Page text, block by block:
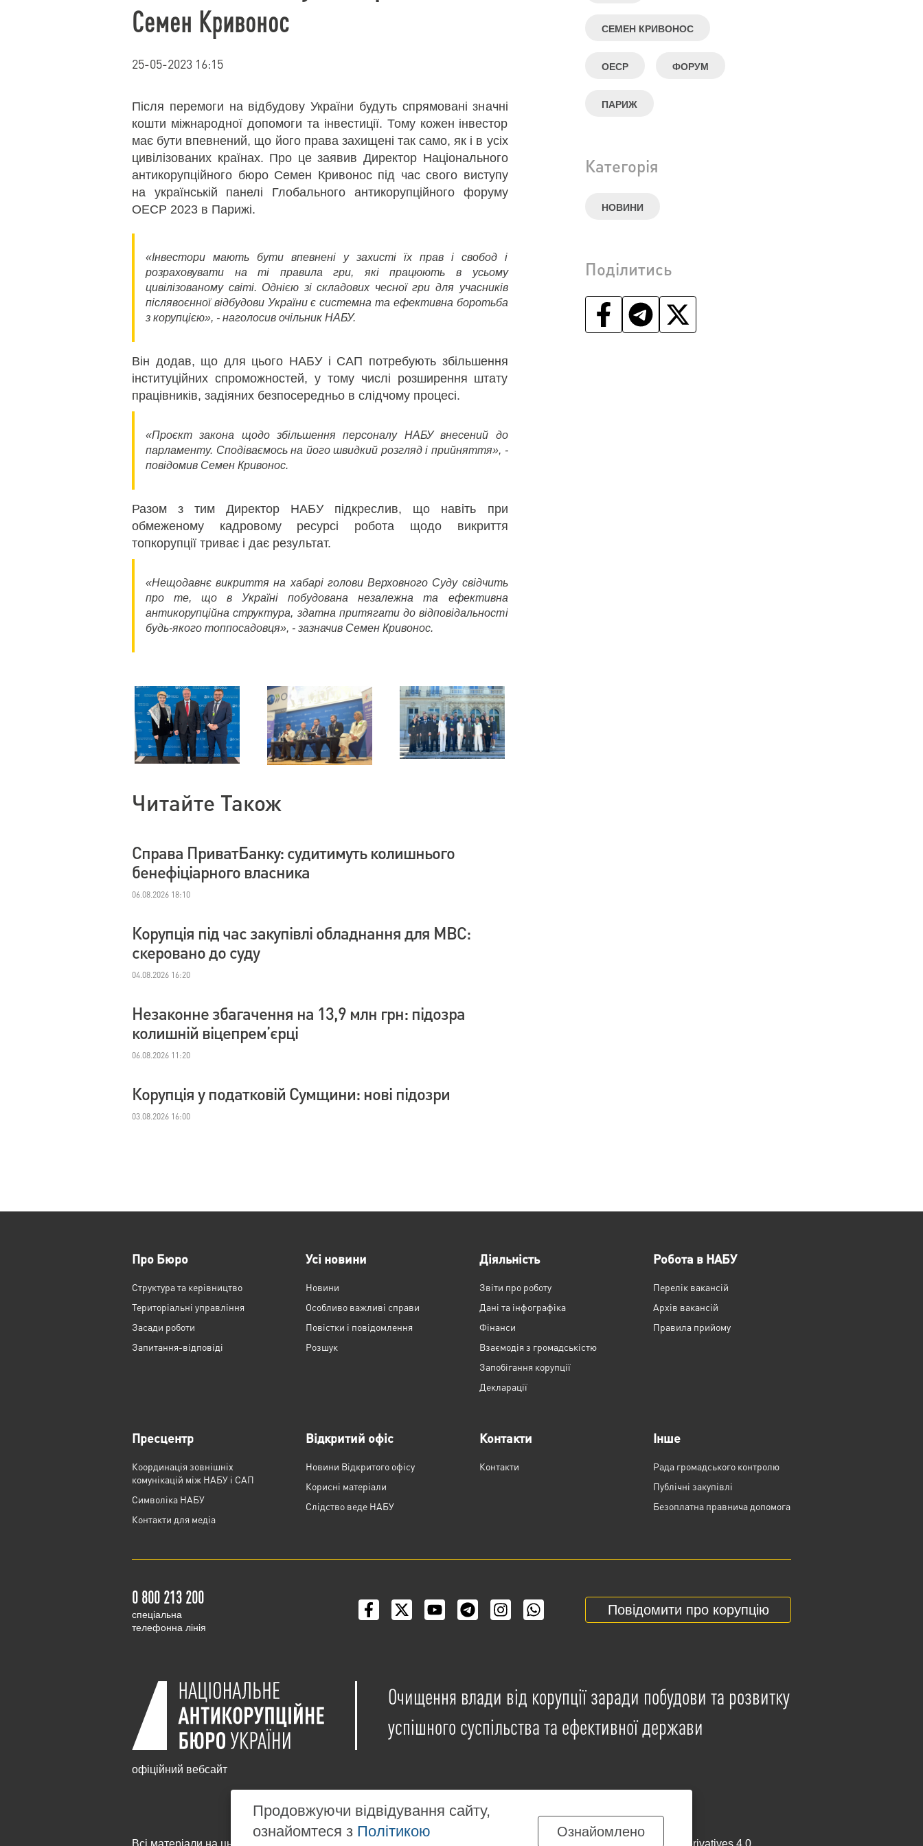
СЕМЕН КРИВОНОС
ОЕСР ФОРУМ
ПАРИЖ
Категорія
НОВИНИ
Поділитись
Семен Кривонос
25-05-2023 16:15
Після перемоги на відбудову України будуть спрямовані значні
кошти міжнародної допомоги та інвестиції. Тому кожен інвестор
має бути впевнений, що його права захищені так само, як і в усіх
цивілізованих країнах. Про це заявив Директор Національного
антикорупційного бюро Семен Кривонос під час свого виступу
на українській панелі Глобального антикорупційного форуму
ОЕСР 2023 в Парижі.
«Інвестори мають бути впевнені у захисті їх прав і свобод і
розраховувати на ті правила гри, які працюють в усьому
цивілізованому світі. Однією зі складових чесної гри для учасників
післявоєнної відбудови України є системна та ефективна боротьба
з корупцією», - наголосив очільник НАБУ.
Він додав, що для цього НАБУ і САП потребують збільшення
інституційних спроможностей, у тому числі розширення штату
працівників, задіяних безпосередньо в слідчому процесі.
«Проєкт закона щодо збільшення персоналу НАБУ внесений до
парламенту. Сподіваємось на його швидкий розгляд і прийняття», -
повідомив Семен Кривонос.
Разом з тим Директор НАБУ підкреслив, що навіть при
обмеженому кадровому ресурсі робота щодо викриття
топкорупції триває і дає результат.
«Нещодавнє викриття на хабарі голови Верховного Суду свідчить
про те, що в Україні побудована незалежна та ефективна
антикорупційна структура, здатна притягати до відповідальності
будь-якого топпосадовця», - зазначив Семен Кривонос.
Читайте Також
Справа ПриватБанку: судитимуть колишнього
бенефіціарного власника
06.08.2026 18:10
Корупція під час закупівлі обладнання для МВС:
скеровано до суду
04.08.2026 16:20
Незаконне збагачення на 13,9 млн грн: підозра
колишній віцепрем’єрці
06.08.2026 11:20
Корупція у податковій Сумщини: нові підозри
03.08.2026 16:00
Про Бюро
Структура та керівництво
Територіальні управління
Засади роботи
Запитання-відповіді
Усі новини
Новини
Особливо важливі справи
Повістки і повідомлення
Розшук
Діяльність
Звіти про роботу
Дані та інфографіка
Фінанси
Взаємодія з громадськістю
Запобігання корупції
Декларації
Робота в НАБУ
Перелік вакансій
Архів вакансій
Правила прийому
Пресцентр
Координація зовнішніх
комунікацій між НАБУ і САП
Cимволіка НАБУ
Контакти для медіа
Відкритий офіс
Новини Відкритого офісу
Корисні матеріали
Слідство веде НАБУ
Контакти
Контакти
Інше
Рада громадського контролю
Публічні закупівлі
Безоплатна правнича допомога
0 800 213 200
cпеціальна
телефонна лінія
Повідомити про корупцію
офіційний вебсайт
Очищення влади від корупції заради побудови та розвитку
успішного суспільства та ефективної держави
Всі матеріали на цьому сайті розміщені на умовах ліцензії Creative Commons Attribution-NonCommercial-NoDerivatives 4.0
Продовжуючи відвідування сайту,
ознайомтеся з Політикою
Ознайомлено